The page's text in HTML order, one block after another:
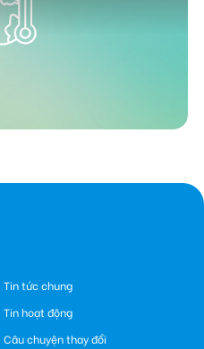
Tin tức chung
Tin hoạt động
Câu chuyện thay đổi